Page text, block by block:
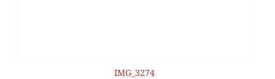
IMG_3274